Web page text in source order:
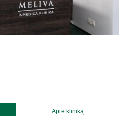
Apie kliniką